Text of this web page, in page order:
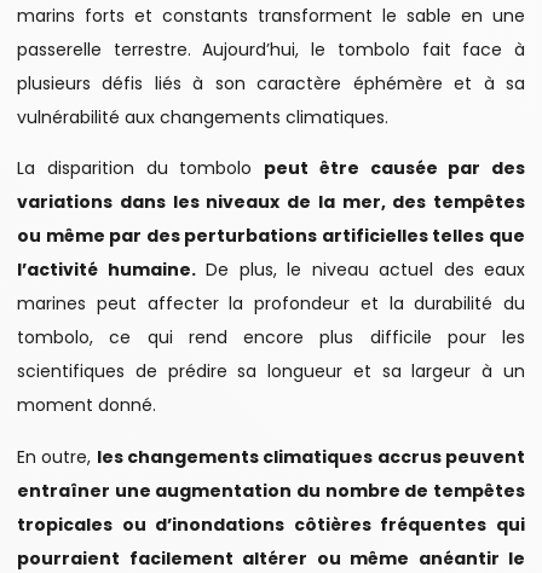
marins forts et constants transforment le sable en une
passerelle terrestre. Aujourd’hui, le tombolo fait face à
plusieurs défis liés à son caractère éphémère et à sa
vulnérabilité aux changements climatiques.
La disparition du tombolo peut être causée par des
variations dans les niveaux de la mer, des tempêtes
ou même par des perturbations artificielles telles que
l’activité humaine.De plus, le niveau actuel des eaux
marines peut affecter la profondeur et la durabilité du
tombolo, ce qui rend encore plus difficile pour les
scientifiques de prédire sa longueur et sa largeur à un
moment donné.
En outre, les changements climatiques accrus peuvent
entraîner une augmentation du nombre de tempêtes
tropicales ou d’inondations côtières fréquentes qui
pourraient facilement altérer ou même anéantir le